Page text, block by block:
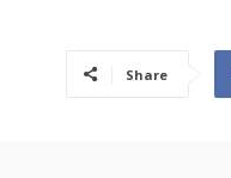
Share